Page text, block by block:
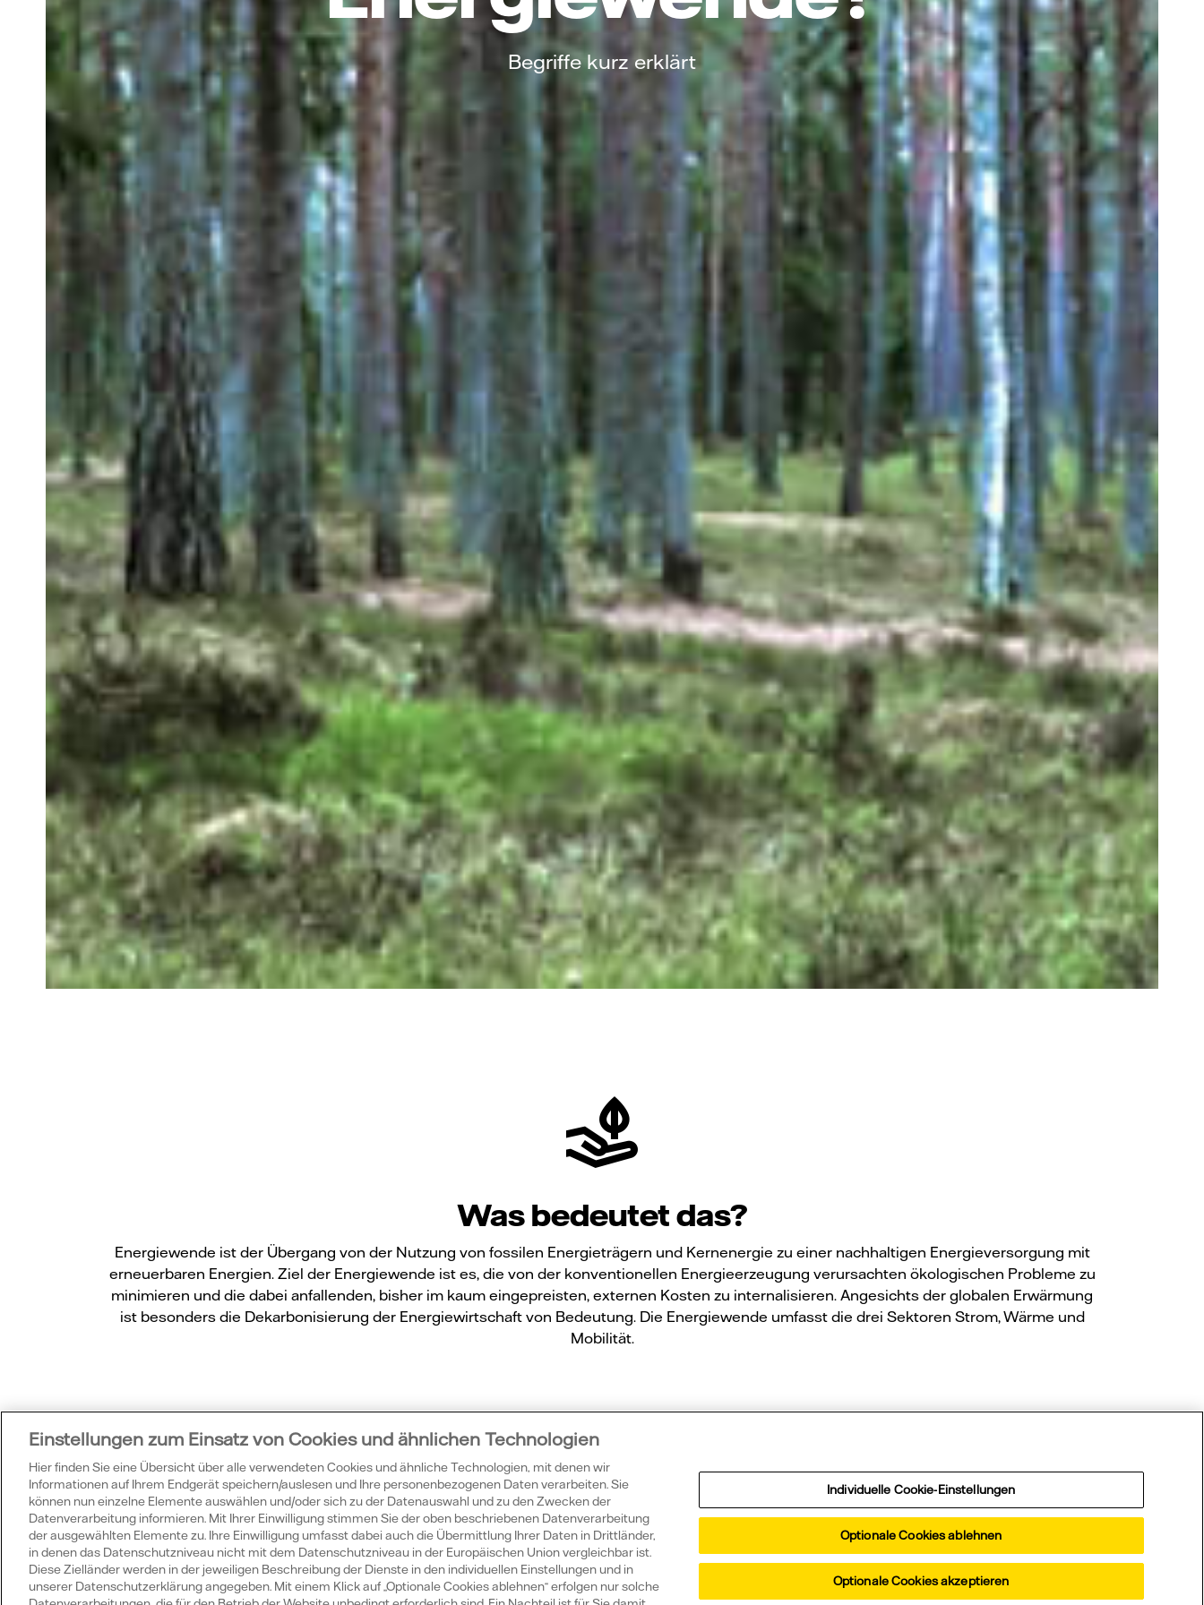
Begriffe kurz erklärt
Was bedeutet das?
Energiewende ist der Übergang von der Nutzung von fossilen Energieträgern und Kernenergie zu einer nachhaltigen Energieversorgung mit
erneuerbaren Energien. Ziel der Energiewende ist es, die von der konventionellen Energieerzeugung verursachten ökologischen Probleme zu
minimieren und die dabei anfallenden, bisher im kaum eingepreisten, externen Kosten zu internalisieren. Angesichts der globalen Erwärmung
ist besonders die Dekarbonisierung der Energiewirtschaft von Bedeutung. Die Energiewende umfasst die drei Sektoren Strom, Wärme und
Mobilität.
Wussten Sie schon?
Einstellungen zum Einsatz von Cookies und ähnlichen Technologien
Hier finden Sie eine Übersicht über alle verwendeten Cookies und ähnliche Technologien, mit denen wir
Informationen auf Ihrem Endgerät speichern/auslesen und Ihre personenbezogenen Daten verarbeiten. Sie
können nun einzelne Elemente auswählen und/oder sich zu der Datenauswahl und zu den Zwecken der
Datenverarbeitung informieren. Mit Ihrer Einwilligung stimmen Sie der oben beschriebenen Datenverarbeitung
der ausgewählten Elemente zu. Ihre Einwilligung umfasst dabei auch die Übermittlung Ihrer Daten in Drittländer,
in denen das Datenschutzniveau nicht mit dem Datenschutzniveau in der Europäischen Union vergleichbar ist.
Diese Zielländer werden in der jeweiligen Beschreibung der Dienste in den individuellen Einstellungen und in
unserer Datenschutzerklärung angegeben. Mit einem Klick auf „Optionale Cookies ablehnen“ erfolgen nur solche
Individuelle Cookie-Einstellungen
Optionale Cookies ablehnen
Optionale Cookies akzeptieren